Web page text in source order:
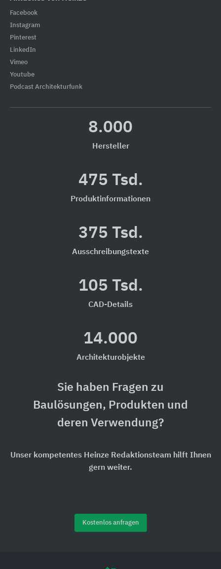
Facebook
Instagram
Pinterest
LinkedIn
Vimeo
Youtube
Podcast Architekturfunk
8.000
Hersteller
475 Tsd.
Produktinformationen
375 Tsd.
Ausschreibungstexte
105 Tsd.
CAD-Details
14.000
Architekturobjekte
Sie haben Fragen zu
Baulösungen, Produkten und
deren Verwendung?
Unser kompetentes Heinze Redaktionsteam hilft Ihnen
gern weiter.
Kostenlos anfragen